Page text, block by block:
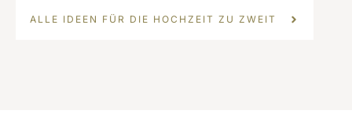
ALLE IDEEN FÜR DIE HOCHZEIT ZU ZWEIT